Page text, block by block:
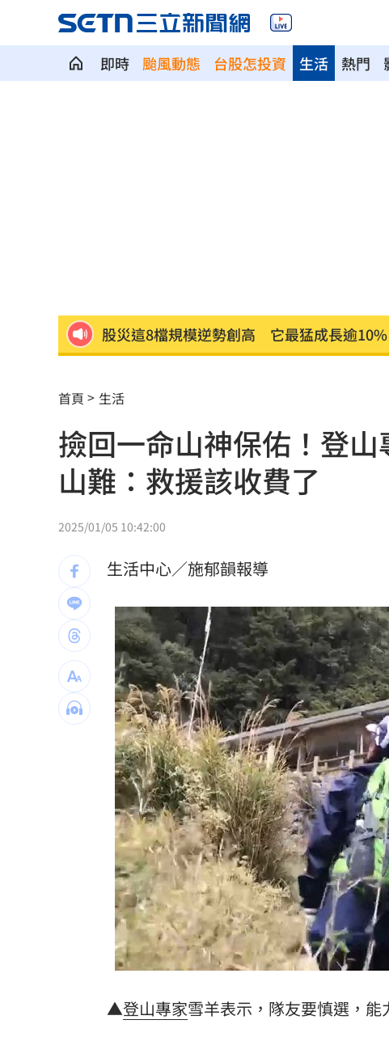
即時 颱風動態 台股怎投資 熱門
生活
股災這8檔規模逆勢創高 它最猛成長逾10%
半導體與綠能雙箭頭！ 「它」霸氣狂賺
華許9月升息？ING：匯市在他與戰爭間拉鋸
老後離婚財產怎麼分？ 丈夫退休金拒分
「這餐飲集團」擺脫陰霾！上半年營收創高
賓士S500擋浩劫！車主這話暖哭全網
Q2獲利年增221% 愛普*EPS衝4.18元！
宏福苑大火調查出爐！菸頭引燃施工雜物
定投10年翻逾5倍 這檔吸引存股族卡位！
新／四指齊揚！台指期飆破500點 00:48
慈濟遭詐10.6億元！全款拿回解方曝 00:47
稱龍蝦咬完就吐 爆李世宗要信徒喝精油
樂天女孩淚揭往事 愛意表達障礙遭重擊
台灣彩券開獎直播中 20:31
LIVE三立+24小時直播 15:27
三立iNEWS新聞台線上直播 18:00
商場戰國來臨 台中「頂奢大道」逐漸成形
首頁 生活
撿回一命山神保佑！登山
山難：救援該收費了
2025/01/05 10:42:00
生活中心／施郁韻報導
▲登山專家雪羊表示，隊友要慎選，